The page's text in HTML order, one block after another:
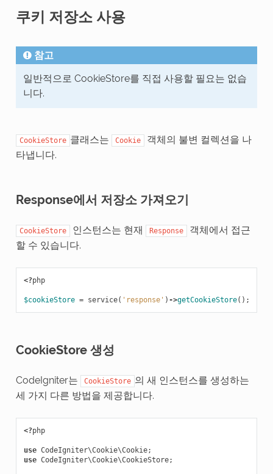
쿠키 저장소 사용
참고
일반적으로 CookieStore를 직접 사용할 필요는 없습
니다.
CookieStore 클래스는 Cookie
객체의 불변 컬렉션을 나
타냅니다.
Response에서 저장소 가져오기
CookieStore 인스턴스는 현재 Response
객체에서 접근
할 수 있습니다.
<?php
$cookieStore = service( 'response' ) ->getCookieStore();
CookieStore 생성
CodeIgniter는 CookieStore 의 새 인스턴스를 생성하는
세 가지 다른 방법을 제공합니다.
<?php
use CodeIgniter\Cookie\Cookie;
use CodeIgniter\Cookie\CookieStore;